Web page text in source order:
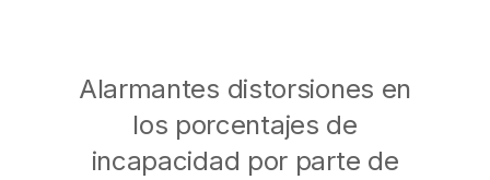
Alarmantes distorsiones en
los porcentajes de
incapacidad por parte de